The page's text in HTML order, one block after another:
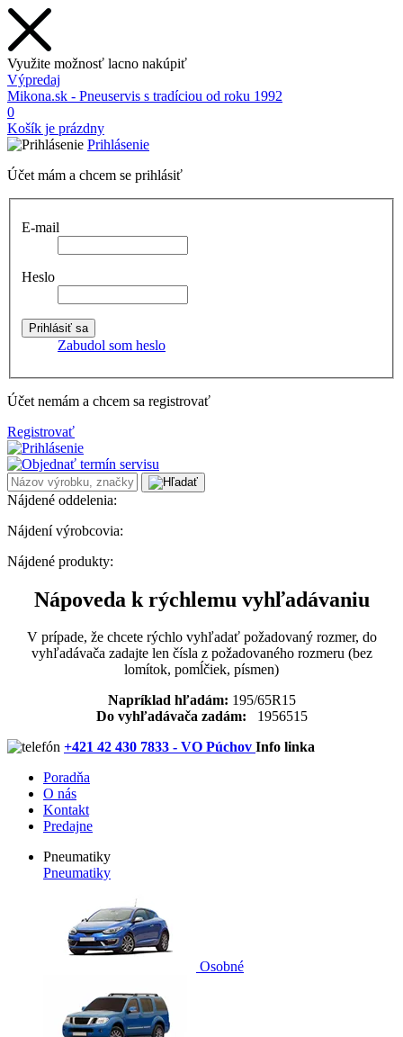
Využite možnosť lacno nakúpiť
Výpredaj
Mikona.sk - Pneuservis s tradíciou od roku 1992
0
Košík je prázdny
Prihlásenie
Účet mám a chcem se prihlásiť
E-mail
Heslo
Zabudol som heslo
Účet nemám a chcem sa registrovať
Registrovať
Nájdené oddelenia:
Nájdení výrobcovia:
Nájdené produkty:
Nápoveda k rýchlemu vyhľadávaniu
V prípade, že chcete rýchlo vyhľadať požadovaný rozmer, do
vyhľadávača zadajte len čísla z požadovaného rozmeru (bez
lomítok, pomĺčiek, písmen)
Napríklad hľadám: 195/65R15
Do vyhľadávača zadám: 1956515
+421 42 430 7833 - VO Púchov Info linka
Poradňa
O nás
Kontakt
Predajne
Pneumatiky
Pneumatiky
Osobné